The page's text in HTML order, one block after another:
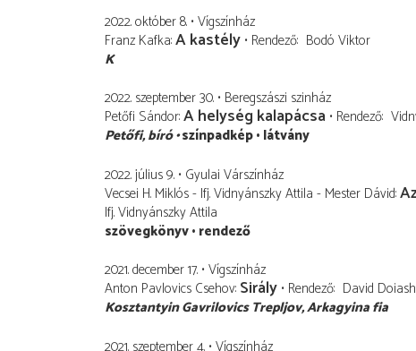
2022. október 8. Vígszínház
Franz Kafka A kastély Rendező Bodó Viktor
K
2022. szeptember 30. Beregszászi szinház
Petőfi Sándor A helység kalapácsa Rendező
Petőfi bíró színpadkép látvány
2022. július 9. Gyulai Várszínház
Vecsei H. Miklós - Ifj. Vidnyánszky Attila - Mester Dávid
Ifj. Vidnyánszky Attila
szövegkönyv rendező
2021. december 17. Vígszínház
Anton Pavlovics Csehov Sirály Rendező David
Kosztantyin Gavrilovics Trepljov Arkagyina fia